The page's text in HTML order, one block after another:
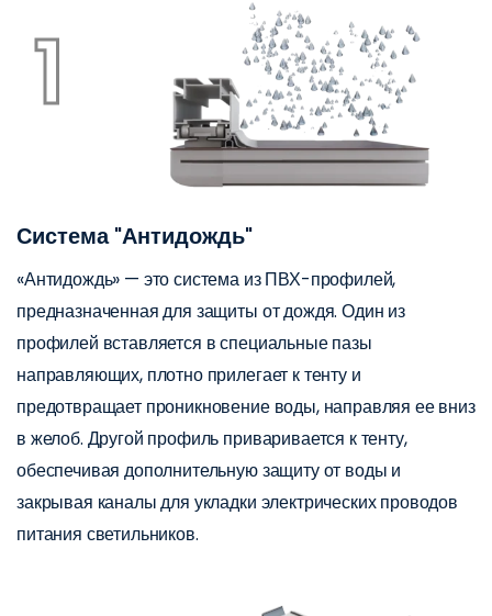
1
Система "Антидождь"
«Антидождь» — это система из ПВХ-профилей,
предназначенная для защиты от дождя. Один из
профилей вставляется в специальные пазы
направляющих, плотно прилегает к тенту и
предотвращает проникновение воды, направляя ее вниз
в желоб. Другой профиль приваривается к тенту,
обеспечивая дополнительную защиту от воды и
закрывая каналы для укладки электрических проводов
питания светильников.